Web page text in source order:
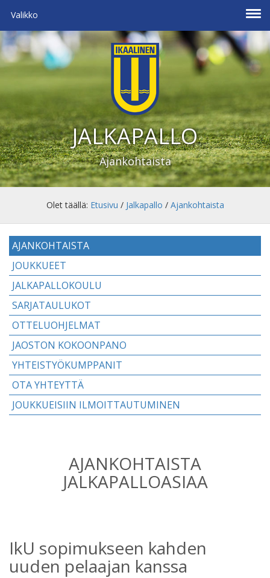
Valikko
JALKAPALLO
Ajankohtaista
Olet täällä: Etusivu / Jalkapallo / Ajankohtaista
AJANKOHTAISTA
JOUKKUEET
JALKAPALLOKOULU
SARJATAULUKOT
OTTELUOHJELMAT
JAOSTON KOKOONPANO
YHTEISTYÖKUMPPANIT
OTA YHTEYTTÄ
JOUKKUEISIIN ILMOITTAUTUMINEN
AJANKOHTAISTA
JALKAPALLOASIAA
IkU sopimukseen kahden
uuden pelaajan kanssa